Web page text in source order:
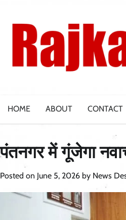
content
HOME ABOUT CONTACT
पंतनगर में गूंजेगा
Posted on June 5, 2026 by News